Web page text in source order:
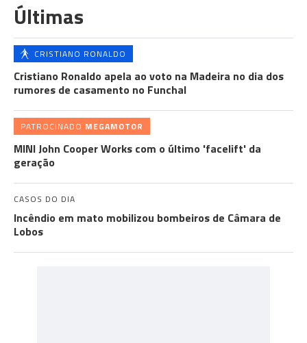
Últimas
CRISTIANO RONALDO
Cristiano Ronaldo apela ao voto na Madeira no dia dos
rumores de casamento no Funchal
PATROCINADO MEGAMOTOR
MINI John Cooper Works com o último 'facelift' da
geração
CASOS DO DIA
Incêndio em mato mobilizou bombeiros de Câmara de
Lobos